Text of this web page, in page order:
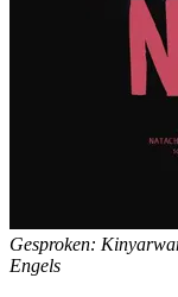
Gesproken:
Engels